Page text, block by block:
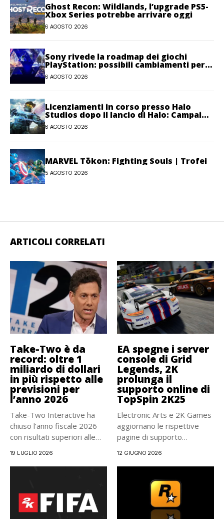
Ghost Recon: Wildlands, l’upgrade PS5-
Xbox Series potrebbe arrivare oggi
6 AGOSTO 2026
Sony rivede la roadmap dei giochi
PlayStation: possibili cambiamenti per
l’anno fiscale 2026
6 AGOSTO 2026
Licenziamenti in corso presso Halo
Studios dopo il lancio di Halo: Campaign
Evolved
6 AGOSTO 2026
MARVEL Tōkon: Fighting Souls | Trofei
5 AGOSTO 2026
ARTICOLI CORRELATI
Take-Two è da
record: oltre 1
miliardo di dollari
in più rispetto alle
previsioni per
l’anno 2026
Take-Two Interactive ha
chiuso l’anno fiscale 2026
con risultati superiori alle
19 LUGLIO 2026
EA spegne i server
console di Grid
Legends, 2K
prolunga il
supporto online di
TopSpin 2K25
Electronic Arts e 2K Games
aggiornano le rispettive
pagine di supporto
12 GIUGNO 2026